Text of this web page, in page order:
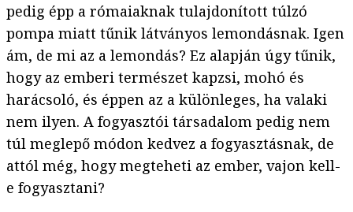
pedig épp a rómaiaknak tulajdonított túlzó
pompa miatt tűnik látványos lemondásnak. Igen
ám, de mi az a lemondás? Ez alapján úgy tűnik,
hogy az emberi természet kapzsi, mohó és
harácsoló, és éppen az a különleges, ha valaki
nem ilyen. A fogyasztói társadalom pedig nem
túl meglepő módon kedvez a fogyasztásnak, de
attól még, hogy megteheti az ember, vajon kell-
e fogyasztani?